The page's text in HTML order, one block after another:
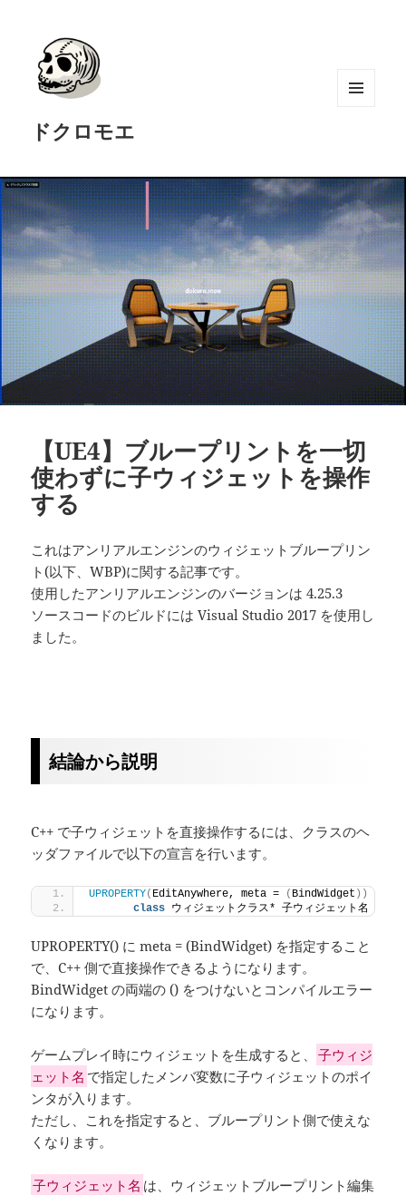
ドクロモエ
【UE4】ブループリントを一切
使わずに子ウィジェットを操作
する
これはアンリアルエンジンのウィジェットブループリン
ト(以下、WBP)に関する記事です。
使用したアンリアルエンジンのバージョンは 4.25.3
ソースコードのビルドには Visual Studio 2017 を使用し
ました。
結論から説明
C++ で子ウィジェットを直接操作するには、クラスのヘ
ッダファイルで以下の宣言を行います。
UPROPERTY( EditAnywhere, meta = ( BindWidget ))
class ウィジェットクラス* 子ウィジェット名 =
UPROPERTY() に meta = (BindWidget) を指定すること
で、C++ 側で直接操作できるようになります。
BindWidget の両端の () をつけないとコンパイルエラー
になります。
ゲームプレイ時にウィジェットを生成すると、 子ウィジ
ェット名 で指定したメンバ変数に子ウィジェットのポイ
ンタが入ります。
ただし、これを指定すると、ブループリント側で使えな
くなります。
子ウィジェット名 は、ウィジェットブループリント編集